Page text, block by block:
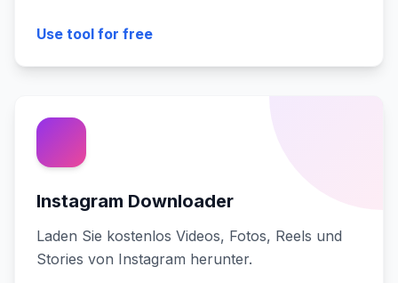
Use tool for free
Instagram Downloader
Laden Sie kostenlos Videos, Fotos, Reels und
Stories von Instagram herunter.